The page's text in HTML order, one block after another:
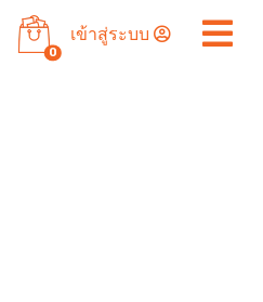
0
เข้าสู่ระบบ